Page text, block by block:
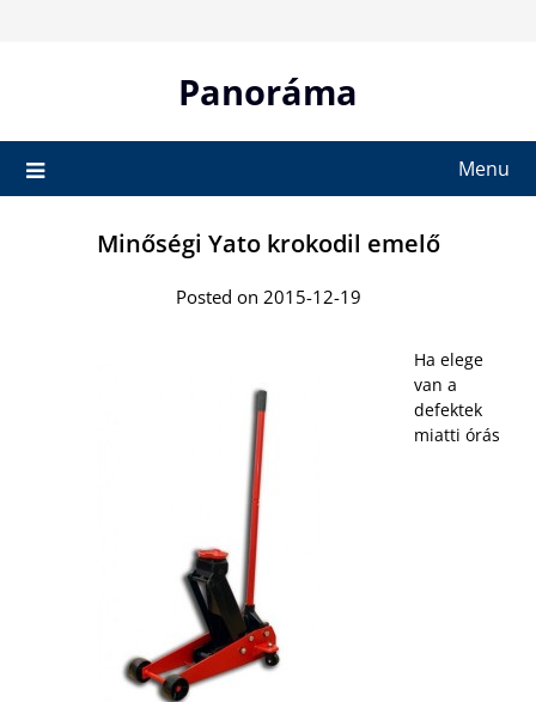
Panoráma
Menu
Minőségi Yato krokodil emelő
Posted on 2015-12-19
Ha elege
van a
defektek
miatti órás